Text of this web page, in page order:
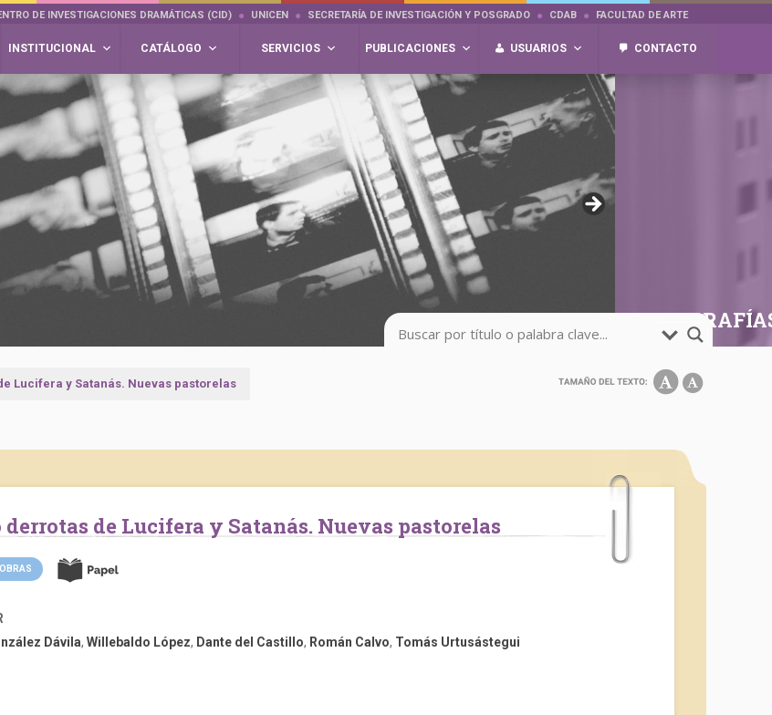
DE INVESTIGACIONES DRAMÁTICAS (CID) UNICEN SECRETARÍA DE INVESTIGACIÓN Y POSGRADO CDAB FACULTAD DE ARTE
INSTITUCIONAL CATÁLOGO SERVICIOS PUBLICACIONES USUARIOS CONTACTO
Lucifera y Satanás. Nuevas pastorelas
derrotas de Lucifera y Satanás. Nuevas pastorelas
Dávila, Willebaldo López, Dante del Castillo, Román Calvo, Tomás Urtusástegui